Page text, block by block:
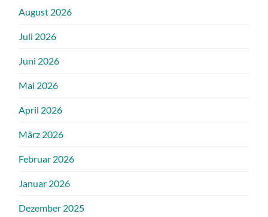
August 2026
Juli 2026
Juni 2026
Mai 2026
April 2026
März 2026
Februar 2026
Januar 2026
Dezember 2025